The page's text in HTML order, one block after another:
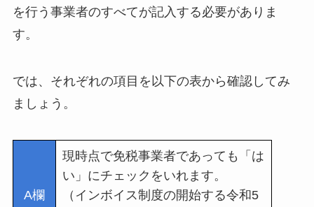
を行う事業者のすべてが記入する必要がありま
す。
では、それぞれの項目を以下の表から確認してみ
ましょう。
A欄
現時点で免税事業者であっても「は
い」にチェックをいれます。
（インボイス制度の開始する令和5